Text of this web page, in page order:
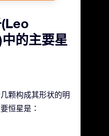
的主要星
颗构成其形状的明
恒星是：